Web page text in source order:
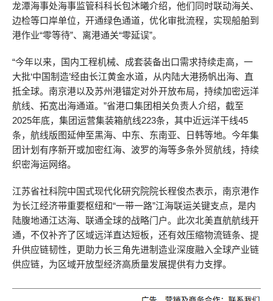
龙潭海事处海事监管科科长包沐曦介绍，他们同时联动海关、
边检等口岸单位，开通绿色通道，优化审批流程，实现船舶到
港作业“零等待”、离港通关“零延误”。
“今年以来，国内工程机械、成套装备出口需求持续走高，一
大批‘中国制造’经由长江黄金水道，从内陆大港扬帆出海、直
抵全球。南京港以及苏州港锚定对外开放布局，持续加密远洋
航线、拓宽出海通道。”省港口集团相关负责人介绍，截至
2025年底，集团运营集装箱航线223条，其中近远洋干线45
条，航线版图延伸至黑海、中东、东南亚、日韩等地。今年集
团计划有序新开或加密红海、波罗的海等多条外贸航线，持续
织密海运网络。
江苏省社科院中国式现代化研究院院长程俊杰表示，南京港作
为长江经济带重要枢纽和“一带一路”江海联运关键支点，是内
陆腹地通江达海、联通全球的战略门户。此次北美直航航线开
通，不仅补齐了区域远洋直达短板，还有效压缩物流链条、提
升供应链韧性，更助力长三角先进制造业深度融入全球产业链
供应链，为区域开放型经济高质量发展提供有力支撑。